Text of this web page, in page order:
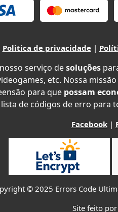
Politica de privacidade|
serviço desoluções
etc. Nossa
para que possam
lista de códigos de erro para
Facebook|
© 2025 Errors Code
Site feito por